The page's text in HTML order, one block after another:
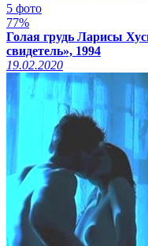
5 фото
77%
Голая грудь Ларисы
свидетель», 1994
19.02.2020